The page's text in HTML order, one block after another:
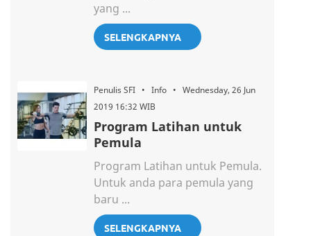
yang ...
SELENGKAPNYA
Penulis SFI • Info • Wednesday, 26 Jun
2019 16:32 WIB
Program Latihan untuk
Pemula
Program Latihan untuk Pemula.
Untuk anda para pemula yang
baru ...
SELENGKAPNYA